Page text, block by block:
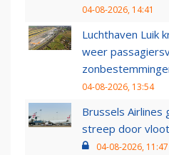
04-08-2026, 14:41
Luchthaven Luik
weer
04-08-2026, 13:54
Brussels Airlines
streep door
04-08-2026, 11:47